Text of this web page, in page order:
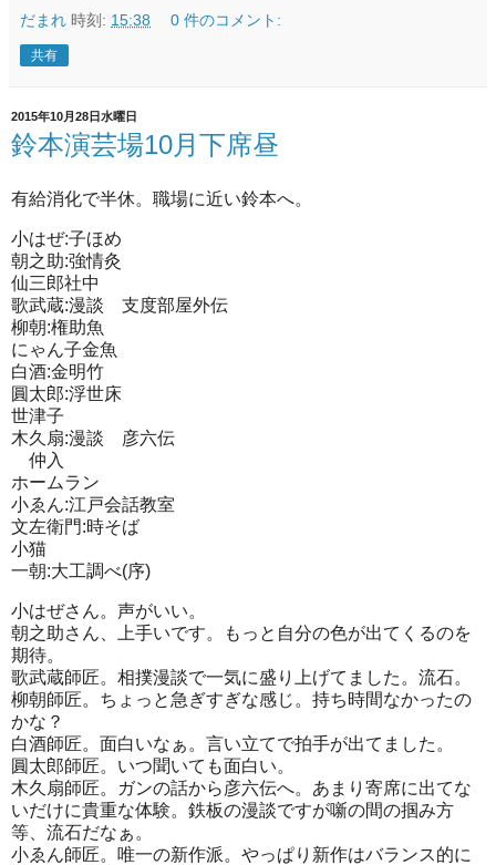
だまれ 時刻: 15:38 0 件のコメント:
共有
2015年10月28日水曜日
鈴本演芸場10月下席昼
有給消化で半休。職場に近い鈴本へ。
小はぜ:子ほめ
朝之助:強情灸
仙三郎社中
歌武蔵:漫談 支度部屋外伝
柳朝:権助魚
にゃん子金魚
白酒:金明竹
圓太郎:浮世床
世津子
木久扇:漫談 彦六伝
仲入
ホームラン
小ゑん:江戸会話教室
文左衛門:時そば
小猫
一朝:大工調べ(序)
小はぜさん。声がいい。
朝之助さん、上手いです。もっと自分の色が出てくるのを
期待。
歌武蔵師匠。相撲漫談で一気に盛り上げてました。流石。
柳朝師匠。ちょっと急ぎすぎな感じ。持ち時間なかったの
かな？
白酒師匠。面白いなぁ。言い立てで拍手が出てました。
圓太郎師匠。いつ聞いても面白い。
木久扇師匠。ガンの話から彦六伝へ。あまり寄席に出てな
いだけに貴重な体験。鉄板の漫談ですが噺の間の掴み方
等、流石だなぁ。
小ゑん師匠。唯一の新作派。やっぱり新作はバランス的に